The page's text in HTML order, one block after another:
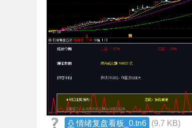
情绪复盘看板_0.tn6 (9.7 KB)